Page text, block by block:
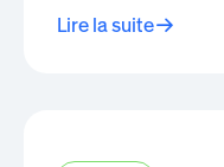
Lire la suite